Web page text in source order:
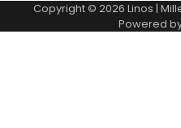
Copyright © 2026 Linos |
Powered